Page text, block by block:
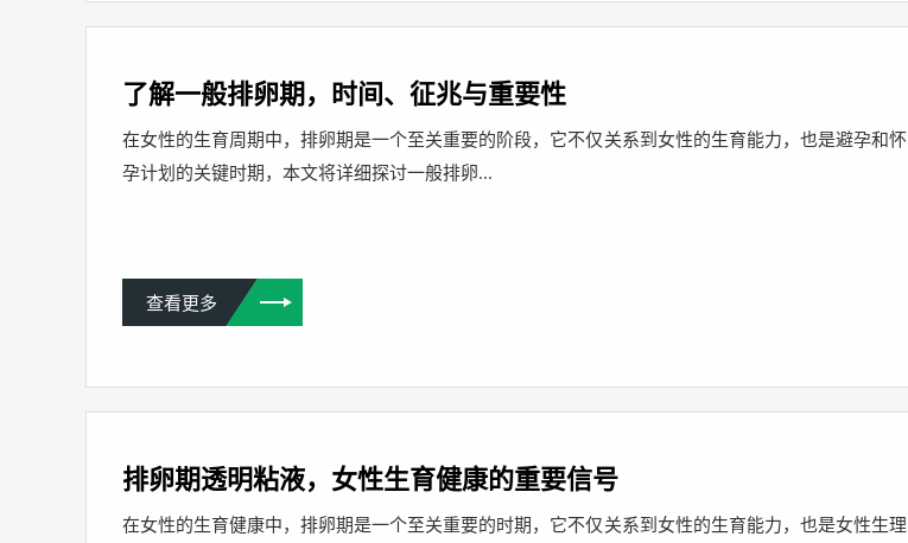
了解一般排卵期，时间、征兆与重要性
在女性的生育周期中，排卵期是一个至关重要的阶段，它不仅关系到女性的生育能力，也是避孕和怀
孕计划的关键时期，本文将详细探讨一般排卵...
查看更多
排卵期透明粘液，女性生育健康的重要信号
在女性的生育健康中，排卵期是一个至关重要的时期，它不仅关系到女性的生育能力，也是女性生理